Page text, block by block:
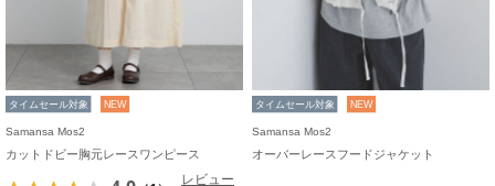
タイムセール対象 NEW
Samansa Mos2
カットドビー胸元レースワンピース
レビュー
タイムセール対象 NEW
Samansa Mos2
オーバーレースフードジャケット